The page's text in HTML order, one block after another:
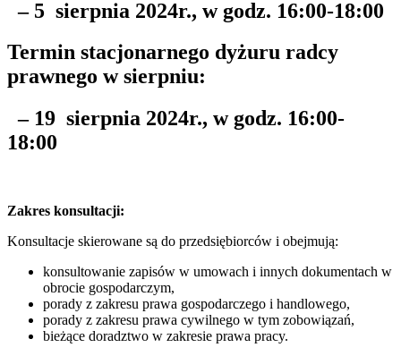
– 5 sierpnia 2024r., w godz. 16:00-18:00
Termin stacjonarnego dyżuru radcy
prawnego w sierpniu:
– 19 sierpnia 2024r., w godz. 16:00-
18:00
Zakres konsultacji:
Konsultacje skierowane są do przedsiębiorców i obejmują:
konsultowanie zapisów w umowach i innych dokumentach w
obrocie gospodarczym,
porady z zakresu prawa gospodarczego i handlowego,
porady z zakresu prawa cywilnego w tym zobowiązań,
bieżące doradztwo w zakresie prawa pracy.